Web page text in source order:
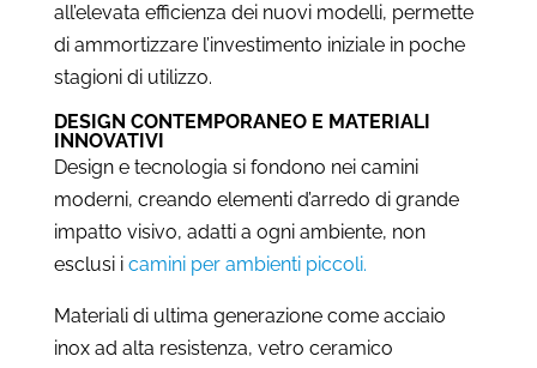
all’elevata efficienza dei nuovi modelli, permette
di ammortizzare l’investimento iniziale in poche
stagioni di utilizzo.
DESIGN CONTEMPORANEO E MATERIALI
INNOVATIVI
Design e tecnologia si fondono nei camini
moderni, creando elementi d’arredo di grande
impatto visivo, adatti a ogni ambiente, non
esclusi i camini per ambienti piccoli.
Materiali di ultima generazione come acciaio
inox ad alta resistenza, vetro ceramico